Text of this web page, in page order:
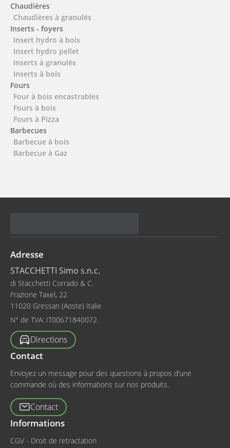
Chaudières
Chaudières à granulés
Inserts - foyers
Insert hydro à bois
Insert hydro pellet
Inserts à granulés
Inserts à bois
Fours
Four à bois encastrables
Fours à bois
Fours à Pizza
Barbecues
Barbecue à bois
Barbecue à Gaz
Adresse
STACCHETTI Simo s.n.c.
di Stacchetti Corrado & C.
Frazione Taxel, 22
11020 Gressan (Aoste) Italie
N° de TVA: IT00671840072
Directions
Contact
Envoyez un message pour des questions à propos d’une
commande où des informations sur nos produits.
Contact
Informations
CGV - Droit de retractation